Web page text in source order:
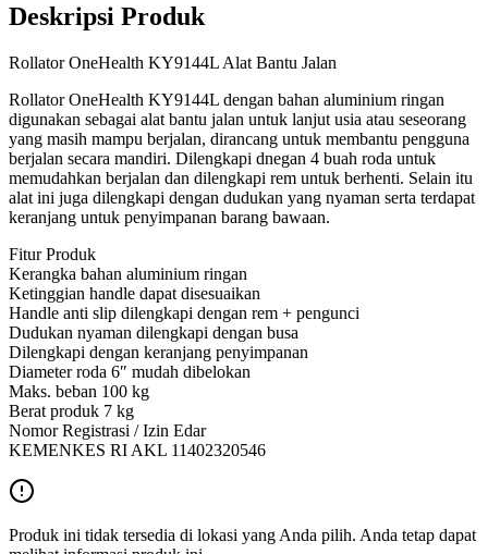
Deskripsi Produk
Rollator OneHealth KY9144L Alat Bantu Jalan
Rollator OneHealth KY9144L dengan bahan aluminium ringan
digunakan sebagai alat bantu jalan untuk lanjut usia atau seseorang
yang masih mampu berjalan, dirancang untuk membantu pengguna
berjalan secara mandiri. Dilengkapi dnegan 4 buah roda untuk
memudahkan berjalan dan dilengkapi rem untuk berhenti. Selain itu
alat ini juga dilengkapi dengan dudukan yang nyaman serta terdapat
keranjang untuk penyimpanan barang bawaan.
Fitur Produk
Kerangka bahan aluminium ringan
Ketinggian handle dapat disesuaikan
Handle anti slip dilengkapi dengan rem + pengunci
Dudukan nyaman dilengkapi dengan busa
Dilengkapi dengan keranjang penyimpanan
Diameter roda 6″ mudah dibelokan
Maks. beban 100 kg
Berat produk 7 kg
Nomor Registrasi / Izin Edar
KEMENKES RI AKL 11402320546
Produk ini tidak tersedia di lokasi yang Anda pilih. Anda tetap dapat